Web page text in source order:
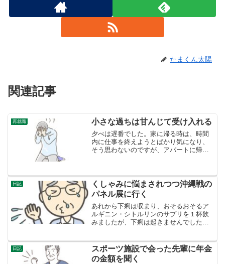
たまくん太陽
関連記事
再就職 小さな過ちは甘んじて受け入れる
夕べは遅番でした。家に帰る時は、時間
内に仕事を終えようとばかり気になり、
そう思わないのですが、アパートに帰っ
にかられます。先輩のパート警備員の人
は、「遅番は、自分一人に...
日記
くしゃみに悩まされつつ沖縄戦の
パネル展に行く
あれから下痢は収まり、おそるおそるア
ルギニン・シトルリンのサプリを１杯飲
みましたが、下痢は起きませんでした。
時から、くしゃみ連発です。おそらく鼻
炎ですが、ステロイド噴霧薬...
日記
スポーツ施設で会った先輩に年金
の金額を聞く